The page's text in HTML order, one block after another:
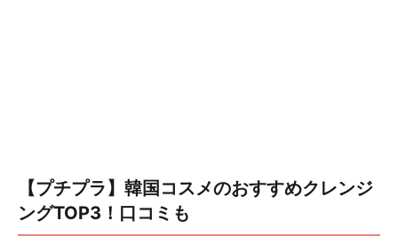
【プチプラ】韓国コスメのおすすめクレンジ
ングTOP3！口コミも